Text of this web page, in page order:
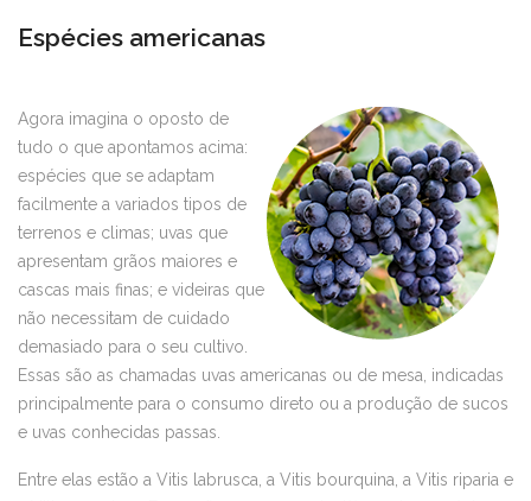
Espécies americanas
Agora imagina o oposto de
tudo o que apontamos acima:
espécies que se adaptam
facilmente a variados tipos de
terrenos e climas; uvas que
apresentam grãos maiores e
cascas mais finas; e videiras que
não necessitam de cuidado
demasiado para o seu cultivo.
Essas são as chamadas uvas americanas ou de mesa, indicadas
principalmente para o consumo direto ou a produção de sucos
e uvas conhecidas passas.
Entre elas estão a Vitis labrusca, a Vitis bourquina, a Vitis riparia e